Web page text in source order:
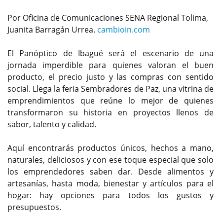
Por Oficina de Comunicaciones SENA Regional Tolima,
Juanita Barragán Urrea. cambioin.com
El Panóptico de Ibagué será el escenario de una
jornada imperdible para quienes valoran el buen
producto, el precio justo y las compras con sentido
social. Llega la feria Sembradores de Paz, una vitrina de
emprendimientos que reúne lo mejor de quienes
transformaron su historia en proyectos llenos de
sabor, talento y calidad.
Aquí encontrarás productos únicos, hechos a mano,
naturales, deliciosos y con ese toque especial que solo
los emprendedores saben dar. Desde alimentos y
artesanías, hasta moda, bienestar y artículos para el
hogar: hay opciones para todos los gustos y
presupuestos.